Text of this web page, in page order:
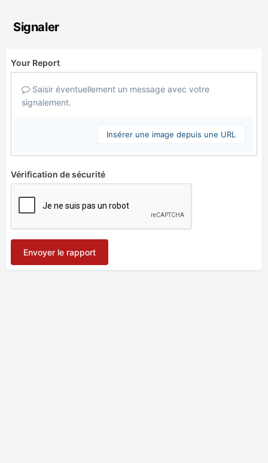
Signaler
Your Report
Saisir éventuellement un message avec votre
signalement.
Insérer une image depuis une URL
Vérification de sécurité
Envoyer le rapport